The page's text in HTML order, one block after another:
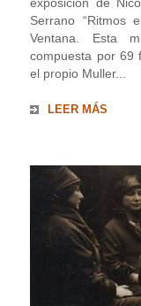
exposición de
Serrano “Ritmos
Ventana. Esta
compuesta por 69
el propio Muller...
LEER MÁS